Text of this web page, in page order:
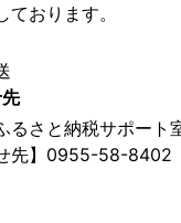
ております。
るさと納税サポート
せ先】0955-58-8402